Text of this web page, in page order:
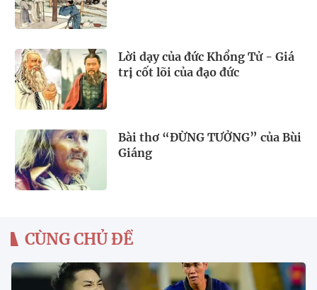
Lời dạy của đức Khổng Tử - Giá
trị cốt lõi của đạo đức
Bài thơ “ĐỪNG TƯỞNG” của Bùi
Giáng
CÙNG CHỦ ĐỀ